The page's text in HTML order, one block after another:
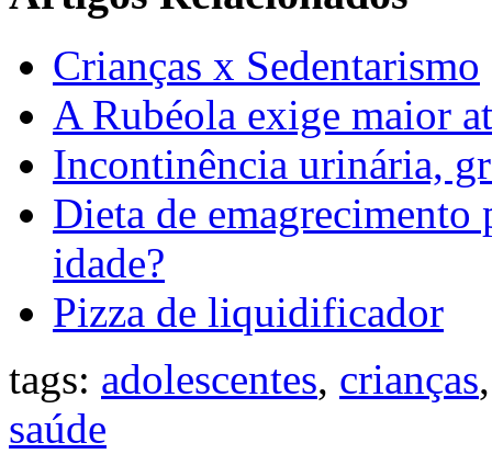
Crianças x Sedentarismo
A Rubéola exige maior
Incontinência urinária,
Dieta de emagrecimento
idade?
Pizza de liquidificador
tags: adolescentes, crianças
saúde